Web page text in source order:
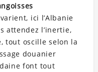
ici l’Albanie
attendez l’inertie,
tout oscille selon la
douanier
font tout